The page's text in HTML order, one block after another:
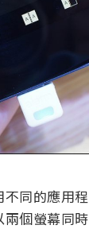
同的應用
個螢幕同